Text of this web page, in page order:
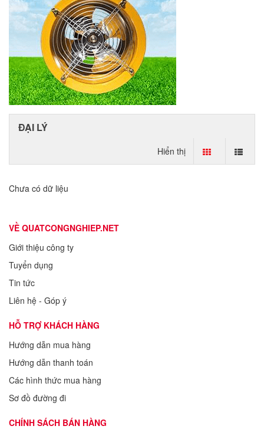
ĐẠI LÝ
Hiển thị
Chưa có dữ liệu
VỀ QUATCONGNGHIEP.NET
Giới thiệu công ty
Tuyển dụng
Tin tức
Liên hệ - Góp ý
HỖ TRỢ KHÁCH HÀNG
Hướng dẫn mua hàng
Hướng dẫn thanh toán
Các hình thức mua hàng
Sơ đồ đường đi
CHÍNH SÁCH BÁN HÀNG